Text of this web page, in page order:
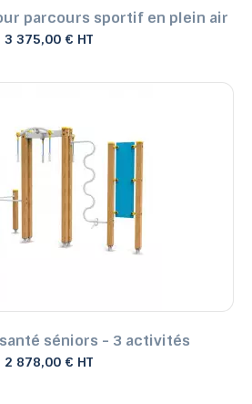
parcours sportif en plein air
3 375,00 € HT
séniors - 3 activités
2 878,00 € HT